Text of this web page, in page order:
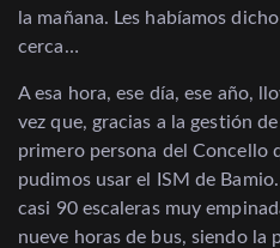
la mañana. Les habíamos
cerca…
A esa hora, ese día, ese año,
vez que, gracias a la gestión
primero persona del Concello
pudimos usar el ISM de
casi 90 escaleras muy
nueve horas de bus, siendo la